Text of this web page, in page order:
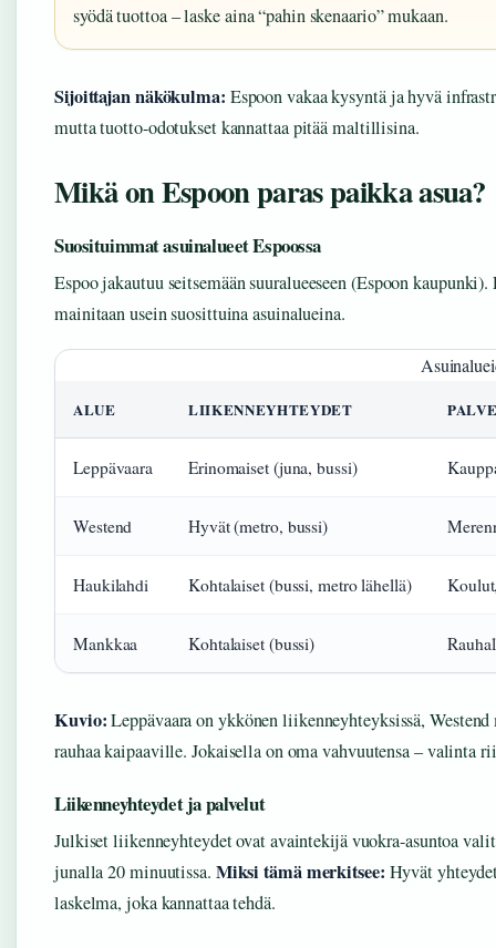
syödä tuottoa – laske aina “pahin skenaario” mukaan.
Sijoittajan näkökulma: Espoon vakaa kysyntä ja hyvä
mutta tuotto-odotukset kannattaa pitää maltillisina.
Mikä on Espoon paras paikka asua?
Suosituimmat asuinalueet Espoossa
Espoo jakautuu seitsemään suuralueeseen (Espoon
mainitaan usein suosittuina asuinalueina.
ALUE LIIKENNEYHTEYDET
Leppävaara Erinomaiset (juna, bussi)
Westend Hyvät (metro, bussi)
Haukilahdi Kohtalaiset (bussi, metro lähellä)
Mankkaa Kohtalaiset (bussi)
Kuvio:Leppävaara on ykkönen liikenneyhteyksissä,
rauhaa kaipaaville. Jokaisella on oma vahvuutensa – valinta
Liikenneyhteydet ja palvelut
Julkiset liikenneyhteydet ovat avaintekijä vuokra-asuntoa
junalla 20 minuutissa. Miksi tämä merkitsee: Hyvät
laskelma, joka kannattaa tehdä.